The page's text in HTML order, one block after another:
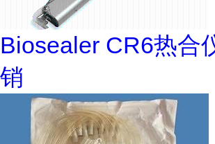
Biosealer CR6热合
销